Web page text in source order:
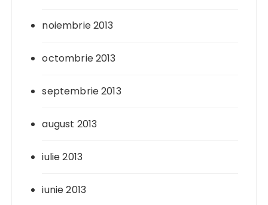
noiembrie 2013
octombrie 2013
septembrie 2013
august 2013
iulie 2013
iunie 2013